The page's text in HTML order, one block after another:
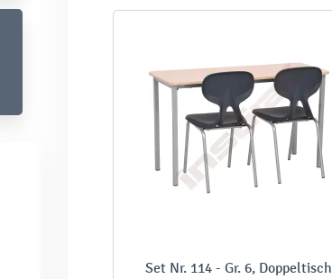
Set Nr. 114 - Gr. 6, Doppeltisch